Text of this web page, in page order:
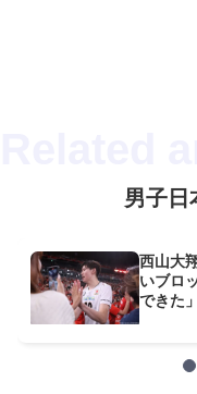
男子日
西山大
いブロ
できた」